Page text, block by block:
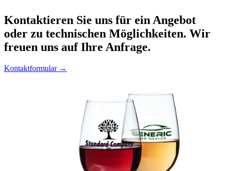
Kontaktieren Sie uns für ein Angebot
oder zu technischen Möglichkeiten. Wir
freuen uns auf Ihre Anfrage.
Kontaktformular →